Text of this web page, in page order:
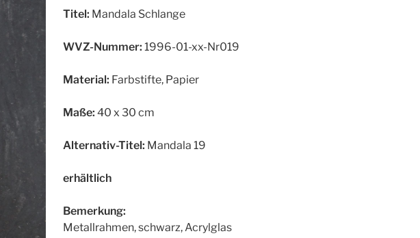
Titel: Mandala Schlange
WVZ-Nummer: 1996-01-xx-Nr019
Material: Farbstifte, Papier
Maße: 40 x 30 cm
Alternativ-Titel: Mandala 19
erhältlich
Bemerkung:
Metallrahmen, schwarz, Acrylglas